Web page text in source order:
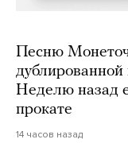
Песню
дублированной
Неделю назад
прокате
14 часов назад